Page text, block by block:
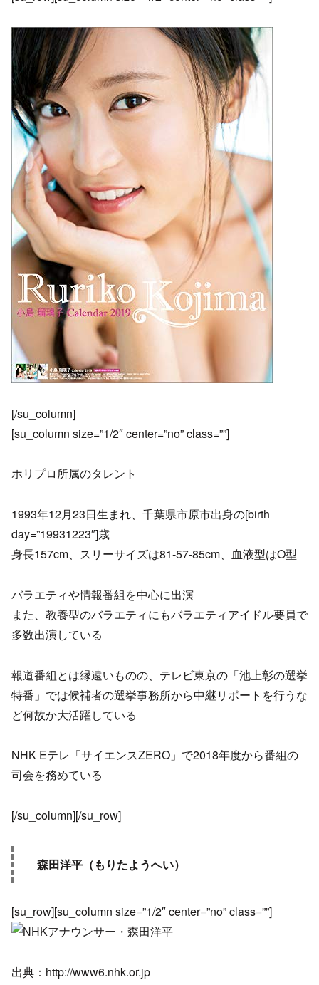
[/su_column]
[su_column size=”1/2″ center=”no” class=””]
ホリプロ所属のタレント
1993年12月23日生まれ、千葉県市原市出身の[birth
day=”19931223″]歳
身長157cm、スリーサイズは81-57-85cm、血液型はO型
バラエティや情報番組を中心に出演
また、教養型のバラエティにもバラエティアイドル要員で
多数出演している
報道番組とは縁遠いものの、テレビ東京の「池上彰の選挙
特番」では候補者の選挙事務所から中継リポートを行うな
ど何故か大活躍している
NHK Eテレ「サイエンスZERO」で2018年度から番組の
司会を務めている
[/su_column][/su_row]
森田洋平（もりたようへい）
[su_row][su_column size=”1/2″ center=”no” class=””]
出典：http://www6.nhk.or.jp